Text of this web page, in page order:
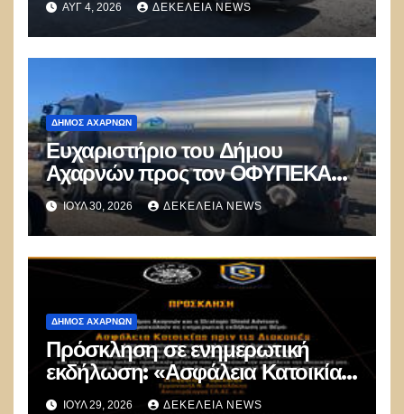
ΑΥΓ 4, 2026 ΔΕΚΈΛΕΙΑ NEWS
ΔΉΜΟΣ ΑΧΑΡΝΏΝ
Ευχαριστήριο του Δήμου
Αχαρνών προς τον ΟΦΥΠΕΚΑ
για δωρεά οχημάτων
ΙΟΎΛ 30, 2026 ΔΕΚΈΛΕΙΑ NEWS
ΔΉΜΟΣ ΑΧΑΡΝΏΝ
Πρόσκληση σε ενημερωτική
εκδήλωση: «Ασφάλεια Κατοικίας
πριν τις Διακοπές»
ΙΟΎΛ 29, 2026 ΔΕΚΈΛΕΙΑ NEWS